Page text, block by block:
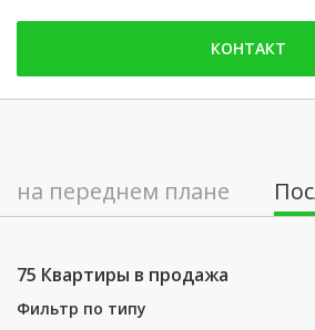
воскресенье:
понедельник: 09:00 - 18:00
пятница: 09:00 - 18:00
суббота: Заблокированы
КОНТАКТ
на переднем плане
75 Квартиры в продажа
Фильтр по типу